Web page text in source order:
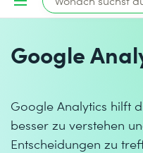
Google
Google Analytics hilft
besser zu verstehen
Entscheidungen zu